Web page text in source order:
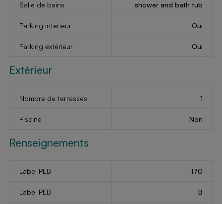
Salle de bains shower and bath tub
Parking intérieur Oui
Parking extérieur Oui
Extérieur
Nombre de terrasses 1
Piscine Non
Renseignements
Label PEB 170
Label PEB B